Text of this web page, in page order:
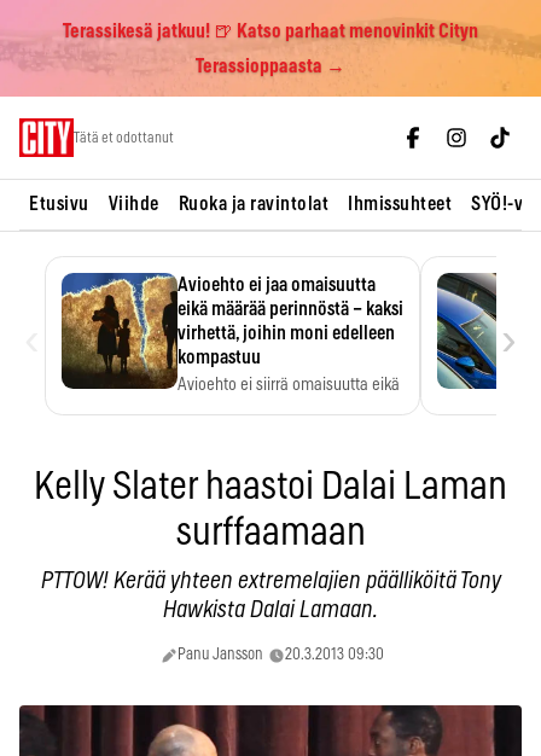
Terassikesä jatkuu! 🍺 Katso parhaat menovinkit Cityn
Terassioppaasta →
Tätä et odottanut
Etusivu Viihde Ruoka ja ravintolat Ihmissuhteet SYÖ!-
Avioehto ei jaa omaisuutta
eikä määrää perinnöstä – kaksi
virhettä, joihin moni edelleen
kompastuu
Avioehto ei siirrä omaisuutta eikä
›
Kelly Slater haastoi Dalai Laman
surffaamaan
PTTOW! Kerää yhteen extremelajien päälliköitä Tony
Hawkista Dalai Lamaan.
Panu Jansson 20.3.2013 09:30